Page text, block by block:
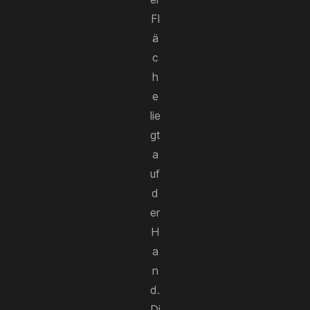
Fl
ä
c
h
e
lie
gt
a
uf
d
er
H
a
n
d.